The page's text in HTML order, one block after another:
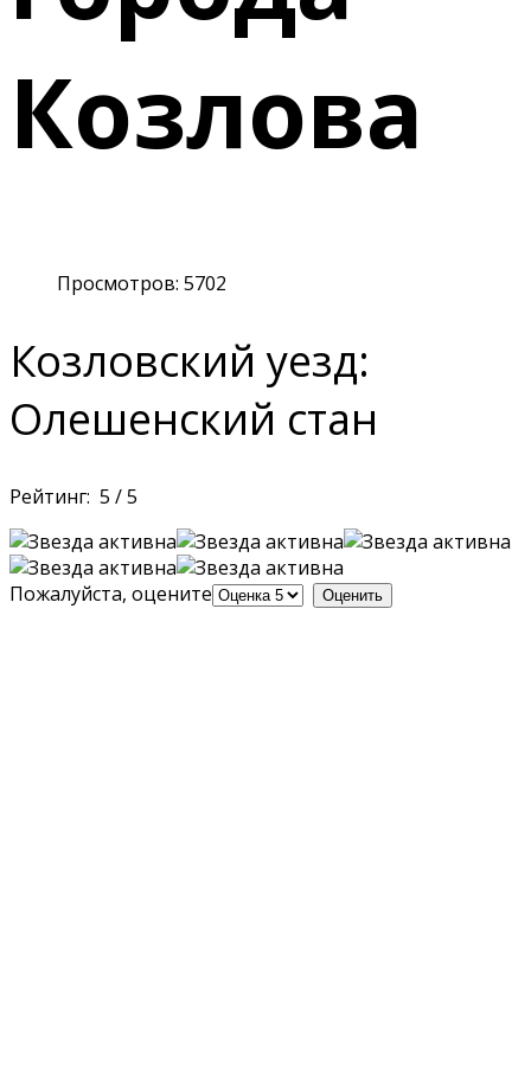
Козлова
Просмотров: 5702
Козловский уезд:
Олешенский стан
Рейтинг: 5 /5
Пожалуйста, оцените